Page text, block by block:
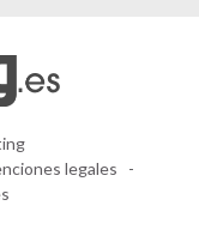
legales